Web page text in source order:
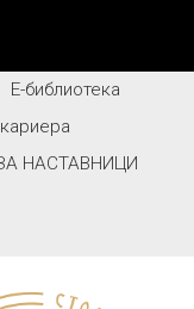
Е-библиотека
НАСТАВНИЦИ